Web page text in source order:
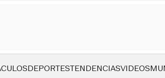
DEPORTESTENDENCIASVIDEOS